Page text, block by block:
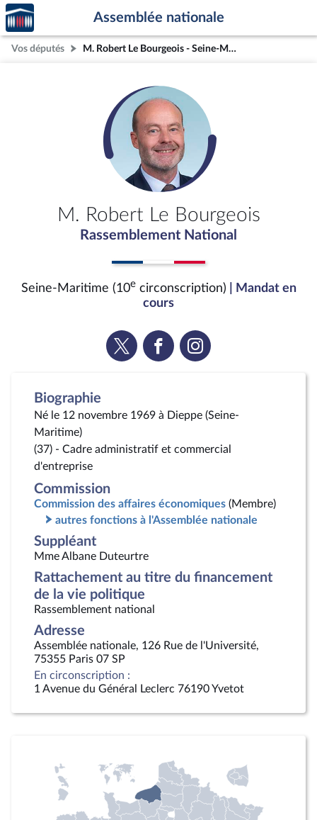
Aller au contenu
Aller en bas de la page
Accèder
à la
page
d'accueil
Assemblée nationale
Vos députés M. Robert Le Bourgeois - Seine-Maritime (10e circonscription)
M. Robert Le Bourgeois
Rassemblement National
Seine-Maritime (10ecirconscription)
| Mandat en
cours
Voir
la
Voir
la
Voir
la
Biographie
Né le 12 novembre 1969 à Dieppe (Seine-
Maritime)
(37) - Cadre administratif et commercial
d'entreprise
Commission
Commission des affaires économiques (Membre)
autres fonctions à l'Assemblée nationale
Suppléant
Mme Albane Duteurtre
Rattachement au titre du financement
de la vie politique
Rassemblement national
Adresse
Assemblée nationale, 126 Rue de l'Université,
75355 Paris 07 SP
En circonscription :
1 Avenue du Général Leclerc 76190 Yvetot